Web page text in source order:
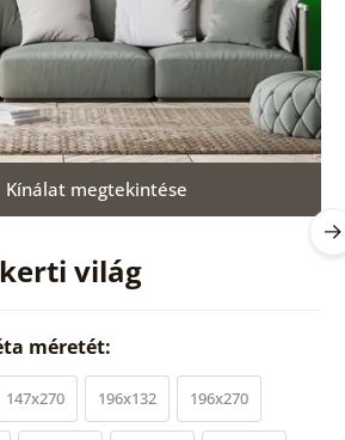
világ
Kínálat megtekintése
méretét:
147x270 196x132 196x270